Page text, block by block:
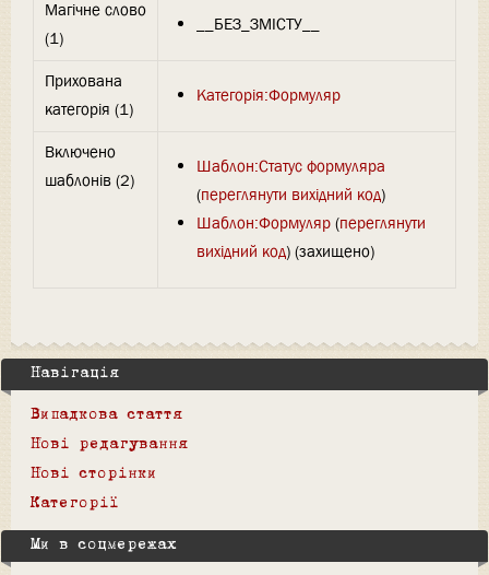
Магічне слово
(1)
__БЕЗ_ЗМІСТУ__
Прихована
категорія (1)
Категорія:Формуляр
Включено
шаблонів (2)
Шаблон:Статус формуляра
(переглянути вихідний код)
Шаблон:Формуляр(переглянути
вихідний код) (захищено)
Навігація
Випадкова стаття
Нові редагування
Нові сторінки
Категорії
Ми в соцмережах